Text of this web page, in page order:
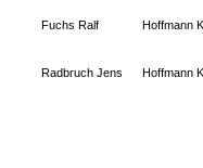
Fuchs Ralf Hoffmann
Radbruch Jens Hoffmann